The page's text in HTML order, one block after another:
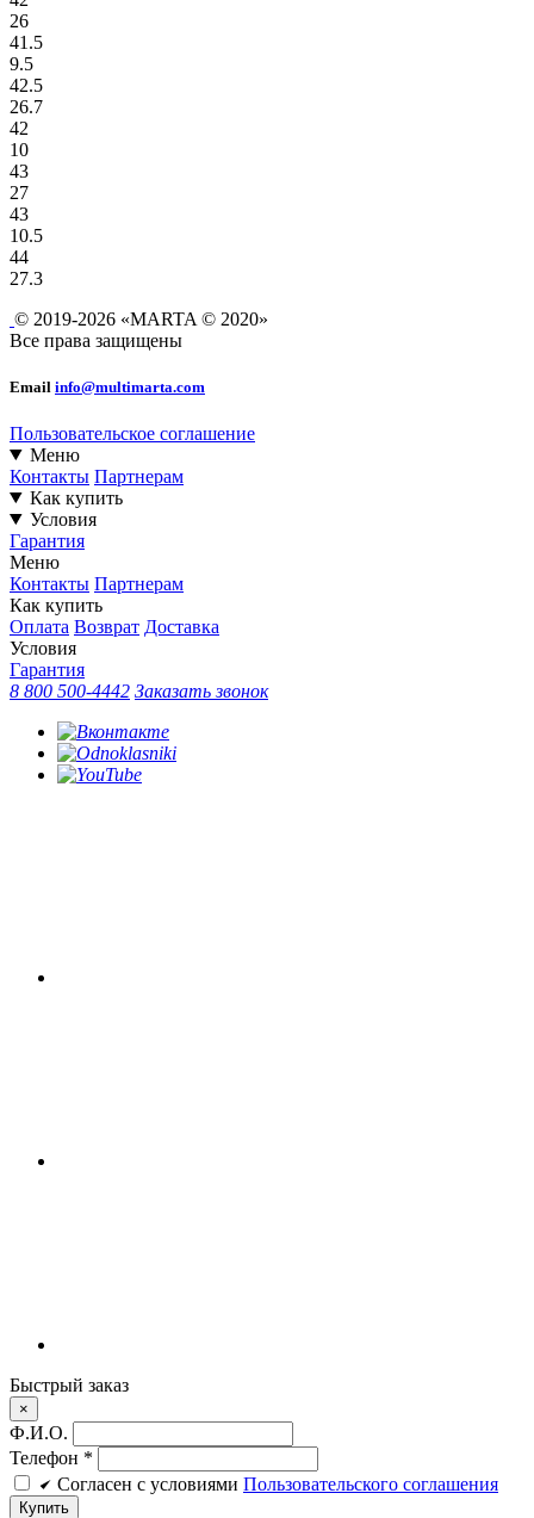
26
41.5
9.5
42.5
26.7
42
10
43
27
43
10.5
44
27.3
© 2019-2026 «MARTA © 2020»
Все права защищены
Email info@multimarta.com
Пользовательское соглашение
Меню
Контакты Партнерам
Как купить
Условия
Гарантия
Меню
Контакты Партнерам
Как купить
Оплата Возврат Доставка
Условия
Гарантия
8 800 500-4442 Заказать звонок
Быстрый заказ
×
Ф.И.О.
Телефон *
Cогласен c условиями Пользовательского соглашения
Купить